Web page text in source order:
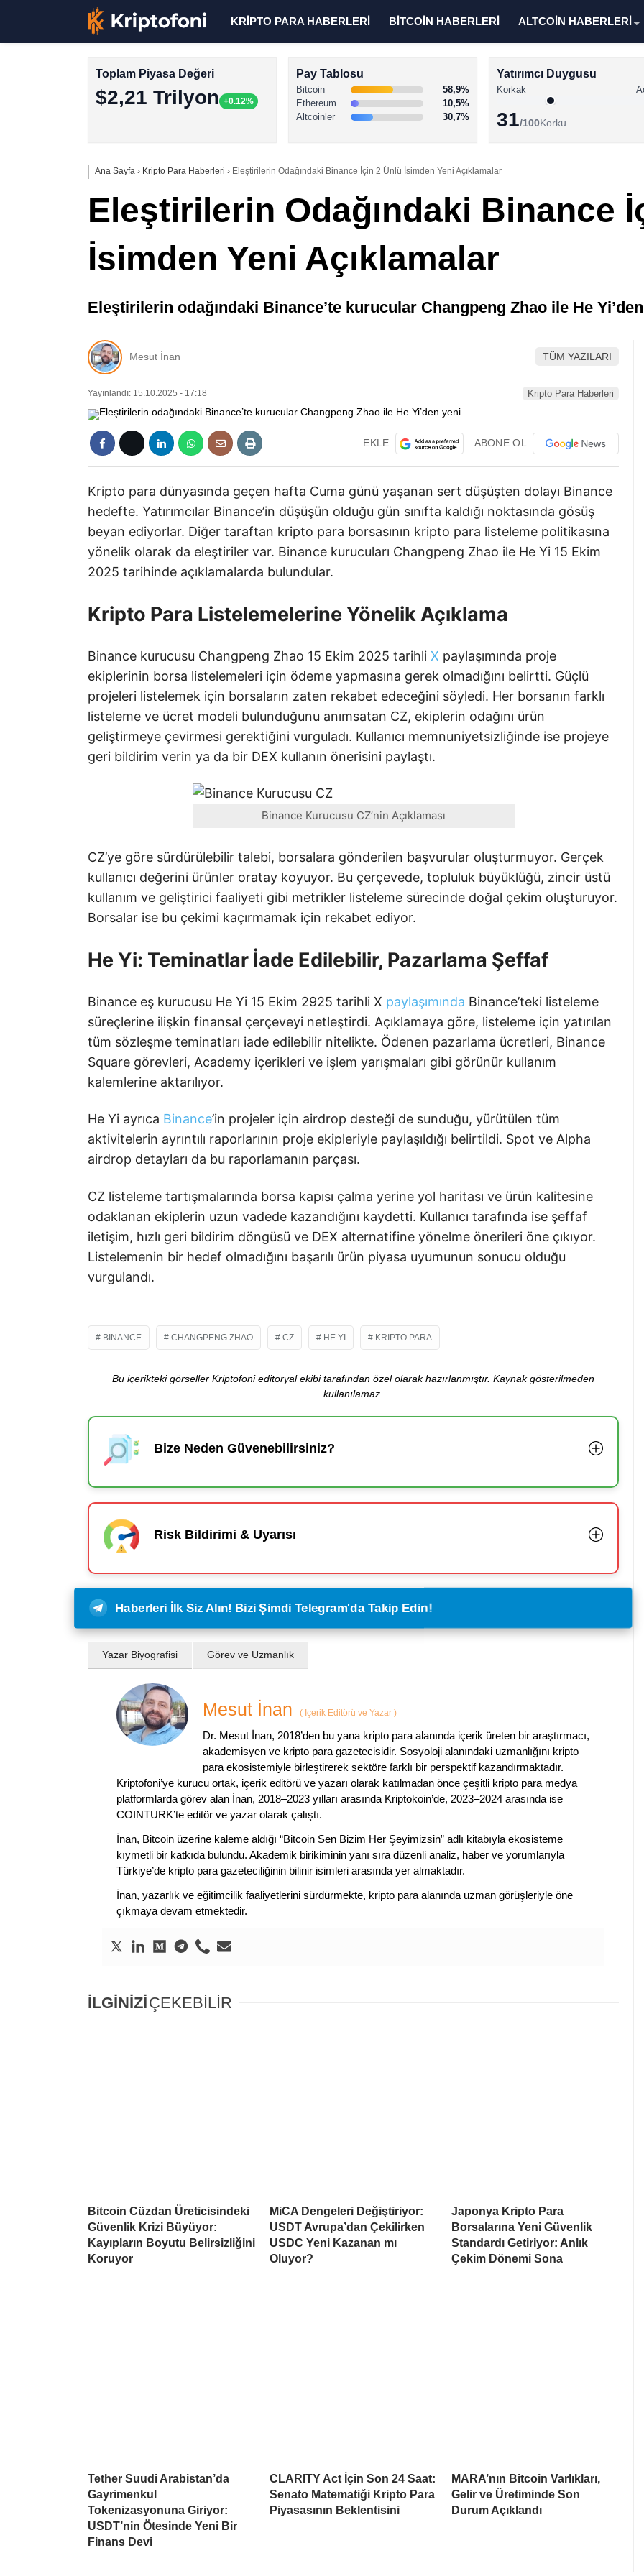
KRİPTO PARA HABERLERİ BİTCOİN HABERLERİ ALTCOİN HABERLERİ
Toplam Piyasa Değeri
$2,21 Trilyon +0.12%
Pay Tablosu
Bitcoin
58,9%
Ethereum
10,5%
Altcoinler
30,7%
Yatırımcı Duygusu
Korkak
31/100Korku
Ana Sayfa › Kripto Para Haberleri › Eleştirilerin Odağındaki Binance İçin 2 Ünlü İsimden Yeni Açıklamalar
Eleştirilerin Odağındaki Binance
İsimden Yeni Açıklamalar
Eleştirilerin odağındaki Binance’te kurucular Changpeng Zhao ile He
Mesut İnan TÜM YAZILARI
Yayınlandı: 15.10.2025 - 17:18 Kripto Para Haberleri
EKLE ABONE OL
Kripto para dünyasında geçen hafta Cuma günü yaşanan sert düşüşten dolayı Binance
hedefte. Yatırımcılar Binance’in düşüşün olduğu gün sınıfta kaldığı noktasında gösüş
beyan ediyorlar. Diğer taraftan kripto para borsasının kripto para listeleme politikasına
yönelik olarak da eleştiriler var. Binance kurucuları Changpeng Zhao ile He Yi 15 Ekim
2025 tarihinde açıklamalarda bulundular.
Kripto Para Listelemelerine Yönelik Açıklama
Binance kurucusu Changpeng Zhao 15 Ekim 2025 tarihli X paylaşımında proje
ekiplerinin borsa listelemeleri için ödeme yapmasına gerek olmadığını belirtti. Güçlü
projeleri listelemek için borsaların zaten rekabet edeceğini söyledi. Her borsanın farklı
listeleme ve ücret modeli bulunduğunu anımsatan CZ, ekiplerin odağını ürün
geliştirmeye çevirmesi gerektiğini vurguladı. Kullanıcı memnuniyetsizliğinde ise projeye
geri bildirim verin ya da bir DEX kullanın önerisini paylaştı.
Binance Kurucusu CZ’nin Açıklaması
CZ’ye göre sürdürülebilir talebi, borsalara gönderilen başvurular oluşturmuyor. Gerçek
kullanıcı değerini ürünler oratay koyuyor. Bu çerçevede, topluluk büyüklüğü, zincir üstü
kullanım ve geliştirici faaliyeti gibi metrikler listeleme sürecinde doğal çekim oluşturuyor.
Borsalar ise bu çekimi kaçırmamak için rekabet ediyor.
He Yi: Teminatlar İade Edilebilir, Pazarlama Şeffaf
Binance eş kurucusu He Yi 15 Ekim 2925 tarihli X paylaşımında Binance’teki listeleme
süreçlerine ilişkin finansal çerçeveyi netleştirdi. Açıklamaya göre, listeleme için yatırılan
tüm sözleşme teminatları iade edilebilir nitelikte. Ödenen pazarlama ücretleri, Binance
Square görevleri, Academy içerikleri ve işlem yarışmaları gibi görünür kullanım
kalemlerine aktarılıyor.
He Yi ayrıca Binance’in projeler için airdrop desteği de sunduğu, yürütülen tüm
aktivitelerin ayrıntılı raporlarının proje ekipleriyle paylaşıldığı belirtildi. Spot ve Alpha
airdrop detayları da bu raporlamanın parçası.
CZ listeleme tartışmalarında borsa kapısı çalma yerine yol haritası ve ürün kalitesine
odaklanan ekiplerin uzun vadede kazandığını kaydetti. Kullanıcı tarafında ise şeffaf
iletişim, hızlı geri bildirim döngüsü ve DEX alternatifine yönelme önerileri öne çıkıyor.
Listelemenin bir hedef olmadığını başarılı ürün piyasa uyumunun sonucu olduğu
vurgulandı.
BINANCE CHANGPENG ZHAO CZ HE YI KRIPTO PARA
Bu içerikteki görseller Kriptofoni editoryal ekibi tarafından özel olarak hazırlanmıştır. Kaynak gösterilmeden
kullanılamaz.
Bize Neden Güvenebilirsiniz?
Risk Bildirimi & Uyarısı
Haberleri İlk Siz Alın! Bizi Şimdi Telegram'da Takip Edin!
Yazar Biyografisi Görev ve Uzmanlık
Mesut İnan ( İçerik Editörü ve Yazar )
Dr. Mesut İnan, 2018’den bu yana kripto para alanında içerik üreten bir araştırmacı,
akademisyen ve kripto para gazetecisidir. Sosyoloji alanındaki uzmanlığını kripto
para ekosistemiyle birleştirerek sektöre farklı bir perspektif kazandırmaktadır.
Kriptofoni’ye kurucu ortak, içerik editörü ve yazarı olarak katılmadan önce çeşitli kripto para medya
platformlarda görev alan İnan, 2018–2023 yılları arasında Kriptokoin’de, 2023–2024 arasında ise
COINTURK’te editör ve yazar olarak çalıştı.
İnan, Bitcoin üzerine kaleme aldığı “Bitcoin Sen Bizim Her Şeyimizsin” adlı kitabıyla ekosisteme
kıymetli bir katkıda bulundu. Akademik birikiminin yanı sıra düzenli analiz, haber ve yorumlarıyla
Türkiye’de kripto para gazeteciliğinin bilinir isimleri arasında yer almaktadır.
İnan, yazarlık ve eğitimcilik faaliyetlerini sürdürmekte, kripto para alanında uzman görüşleriyle öne
çıkmaya devam etmektedir.
İLGİNİZİÇEKEBİLİR
Bitcoin Cüzdan Üreticisindeki
Güvenlik Krizi Büyüyor:
Kayıpların Boyutu Belirsizliğini
Koruyor
MiCA Dengeleri Değiştiriyor:
USDT Avrupa’dan Çekilirken
USDC Yeni Kazanan mı
Oluyor?
Japonya Kripto Para
Borsalarına Yeni Güvenlik
Standardı Getiriyor: Anlık
Çekim Dönemi Sona
Tether Suudi Arabistan’da
Gayrimenkul
Tokenizasyonuna Giriyor:
USDT’nin Ötesinde Yeni Bir
Finans Devi
CLARITY Act İçin Son 24 Saat:
Senato Matematiği Kripto Para
Piyasasının Beklentisini
MARA’nın Bitcoin Varlıkları,
Gelir ve Üretiminde Son
Durum Açıklandı